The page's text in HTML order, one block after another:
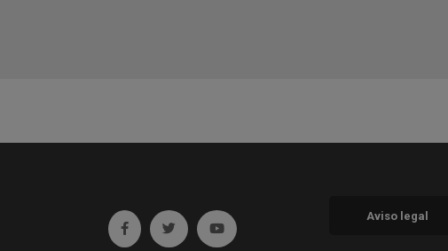
Ir a facebook (abre en ventana nueva)
Ir a twitter (abre en ventana nueva)
Ir a YouTube (abre en ventana nueva)
Aviso legal